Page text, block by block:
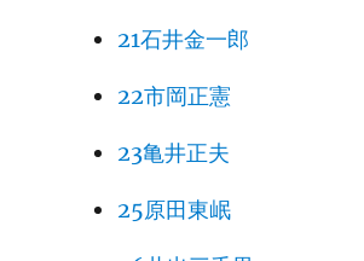
21石井金一郎
22市岡正憲
23亀井正夫
25原田東岷